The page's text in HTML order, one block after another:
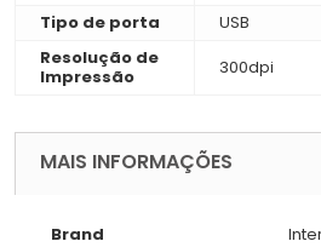
Tipo de porta
USB
Resolução de
Impressão
300dpi
MAIS INFORMAÇÕES
Brand